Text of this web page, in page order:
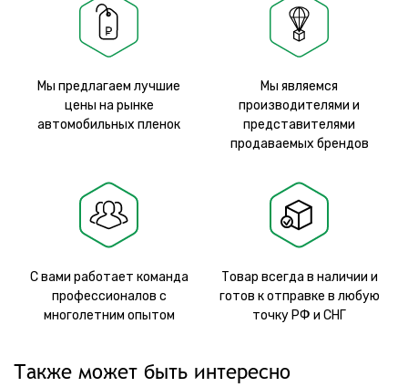
Мы предлагаем лучшие
цены на рынке
автомобильных пленок
Мы являемся
производителями и
представителями
продаваемых брендов
С вами работает команда
профессионалов с
многолетним опытом
Товар всегда в наличии и
готов к отправке в любую
точку РФ и СНГ
Также может быть интересно